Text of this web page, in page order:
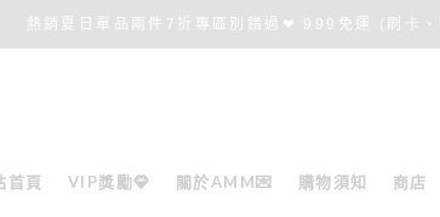
熱銷夏日單品兩件7折專區別錯過❤ 999免運 (刷卡、
首頁 VIP獎勵💎 關於AMM💌 購物須知 商店